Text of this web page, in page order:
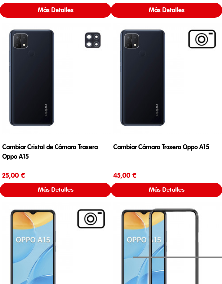
Más Detalles Más Detalles
Cambiar Cristal de Cámara Trasera
Oppo A15
25,00 €
Más Detalles
Cambiar Cámara Trasera Oppo A15
45,00 €
Más Detalles